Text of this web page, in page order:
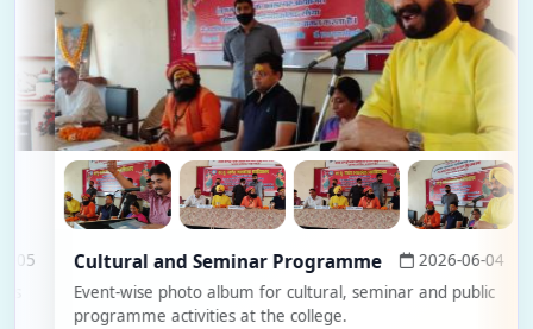
Cultural and Seminar Programme
2026-06-04
Event-wise photo album for cultural, seminar and public
programme activities at the college.